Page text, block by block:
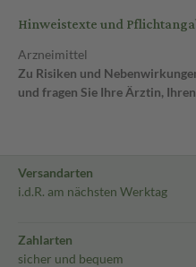
Hinweistexte und
Arzneimittel
Zu Risiken und
und fragen Sie Ihre Ärztin,
Versandarten
i.d.R. am nächsten Werktag
Zahlarten
sicher und bequem